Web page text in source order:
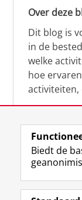
Over deze
Dit blog is
in de
welke
hoe
activiteiten,
Biedt de